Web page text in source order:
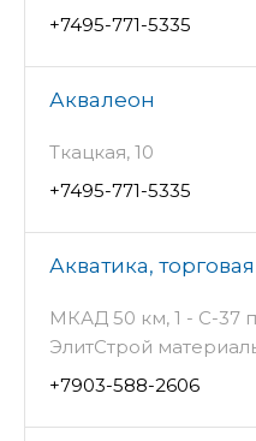
+7495-771-5335
Аквалеон
Ткацкая, 10
+7495-771-5335
Акватика,
МКАД 50 км, 1 - C-37
ЭлитСтрой
+7903-588-2606